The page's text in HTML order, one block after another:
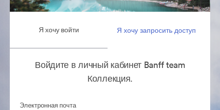
Я хочу войти Я хочу запросить доступ
Войдите в личный кабинет Banff team
Коллекция.
Электронная почта